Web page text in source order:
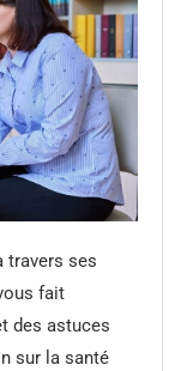
travers ses
fait
des astuces
sur la santé